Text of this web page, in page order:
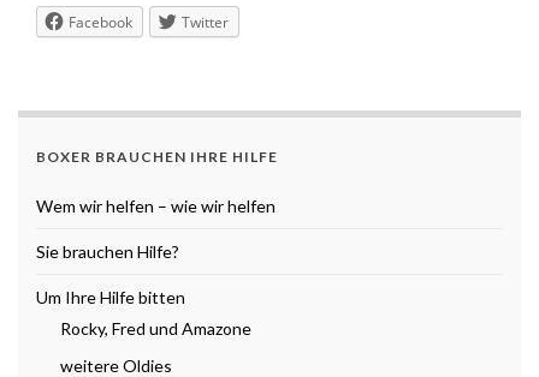
Facebook Twitter
BOXER BRAUCHEN IHRE HILFE
Wem wir helfen – wie wir helfen
Sie brauchen Hilfe?
Um Ihre Hilfe bitten
Rocky, Fred und Amazone
weitere Oldies